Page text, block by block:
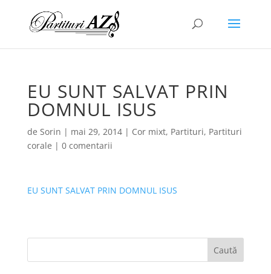
EU SUNT SALVAT PRIN
DOMNUL ISUS
de Sorin | mai 29, 2014| Cor mixt, Partituri, Partituri
corale | 0 comentarii
EU SUNT SALVAT PRIN DOMNUL ISUS